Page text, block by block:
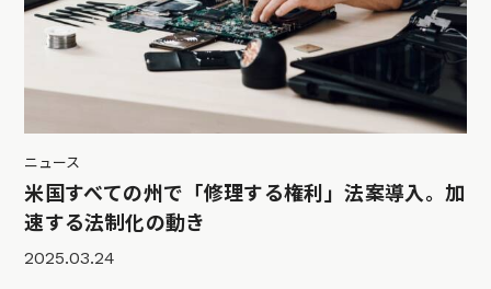
ニュース
米国すべての州で「修理する権利」法案導入。加
速する法制化の動き
2025.03.24